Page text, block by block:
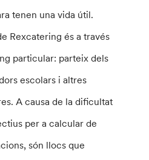
tenen una vida útil.
Rexcatering és a través
particular: parteix dels
escolars i altres
A causa de la dificultat
per a calcular de
són llocs que